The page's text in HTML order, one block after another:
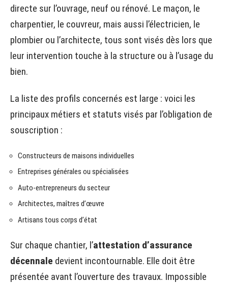
directe sur l’ouvrage, neuf ou rénové. Le maçon, le
charpentier, le couvreur, mais aussi l’électricien, le
plombier ou l’architecte, tous sont visés dès lors que
leur intervention touche à la structure ou à l’usage du
bien.
La liste des profils concernés est large : voici les
principaux métiers et statuts visés par l’obligation de
souscription :
Constructeurs de maisons individuelles
Entreprises générales ou spécialisées
Auto-entrepreneurs du secteur
Architectes, maîtres d’œuvre
Artisans tous corps d’état
Sur chaque chantier, l’attestation d’assurance
décennale devient incontournable. Elle doit être
présentée avant l’ouverture des travaux. Impossible